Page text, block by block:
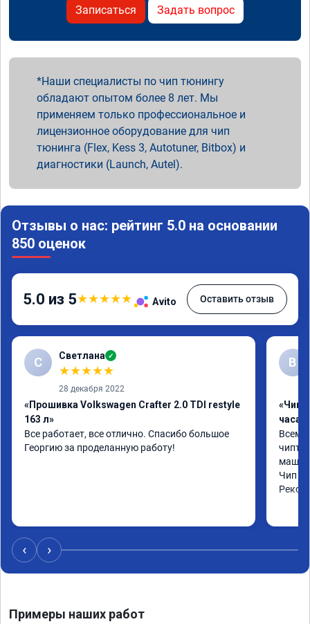
Записаться Задать вопрос
Наши специалисты по чип тюнингу
обладают опытом более 8 лет. Мы
применяем только профессиональное и
лицензионное оборудование для чип
тюнинга (Flex, Kess 3, Autotuner, Bitbox) и
диагностики (Launch, Autel).
Отзывы о нас: рейтинг 5.0 на основании
850 оценок
5.0 из 5★★★★★ Avito Оставить отзыв
С Светлана ✓
★★★★★
28 декабря 2022
«Прошивка Volkswagen Crafter 2.0 TDI restyle
163 л»
Все работает, все отлично. Спасибо большое
Георгию за проделанную работу!
В
«Чип
часа»
Всем
Чип
‹ ›
Примеры наших работ